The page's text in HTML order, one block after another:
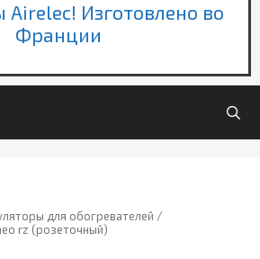
Airelec! Изготовлено во
Франции
для обогревателей /
rz (розеточный)